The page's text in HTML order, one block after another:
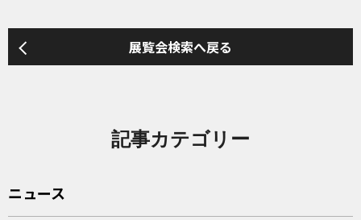
展覧会検索へ戻る
記事カテゴリー
ニュース